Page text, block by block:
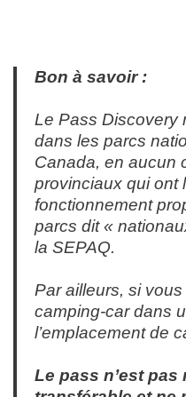
Bon à savoir :
Le Pass Discovery
dans les parcs
Canada, en aucun
provinciaux qui ont
fonctionnement
parcs dit «
la SEPAQ.
Par ailleurs, si
camping-car dans
l’emplacement de
Le pass n’est